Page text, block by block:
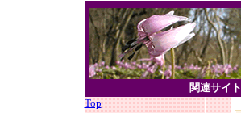
関連サイト
Top